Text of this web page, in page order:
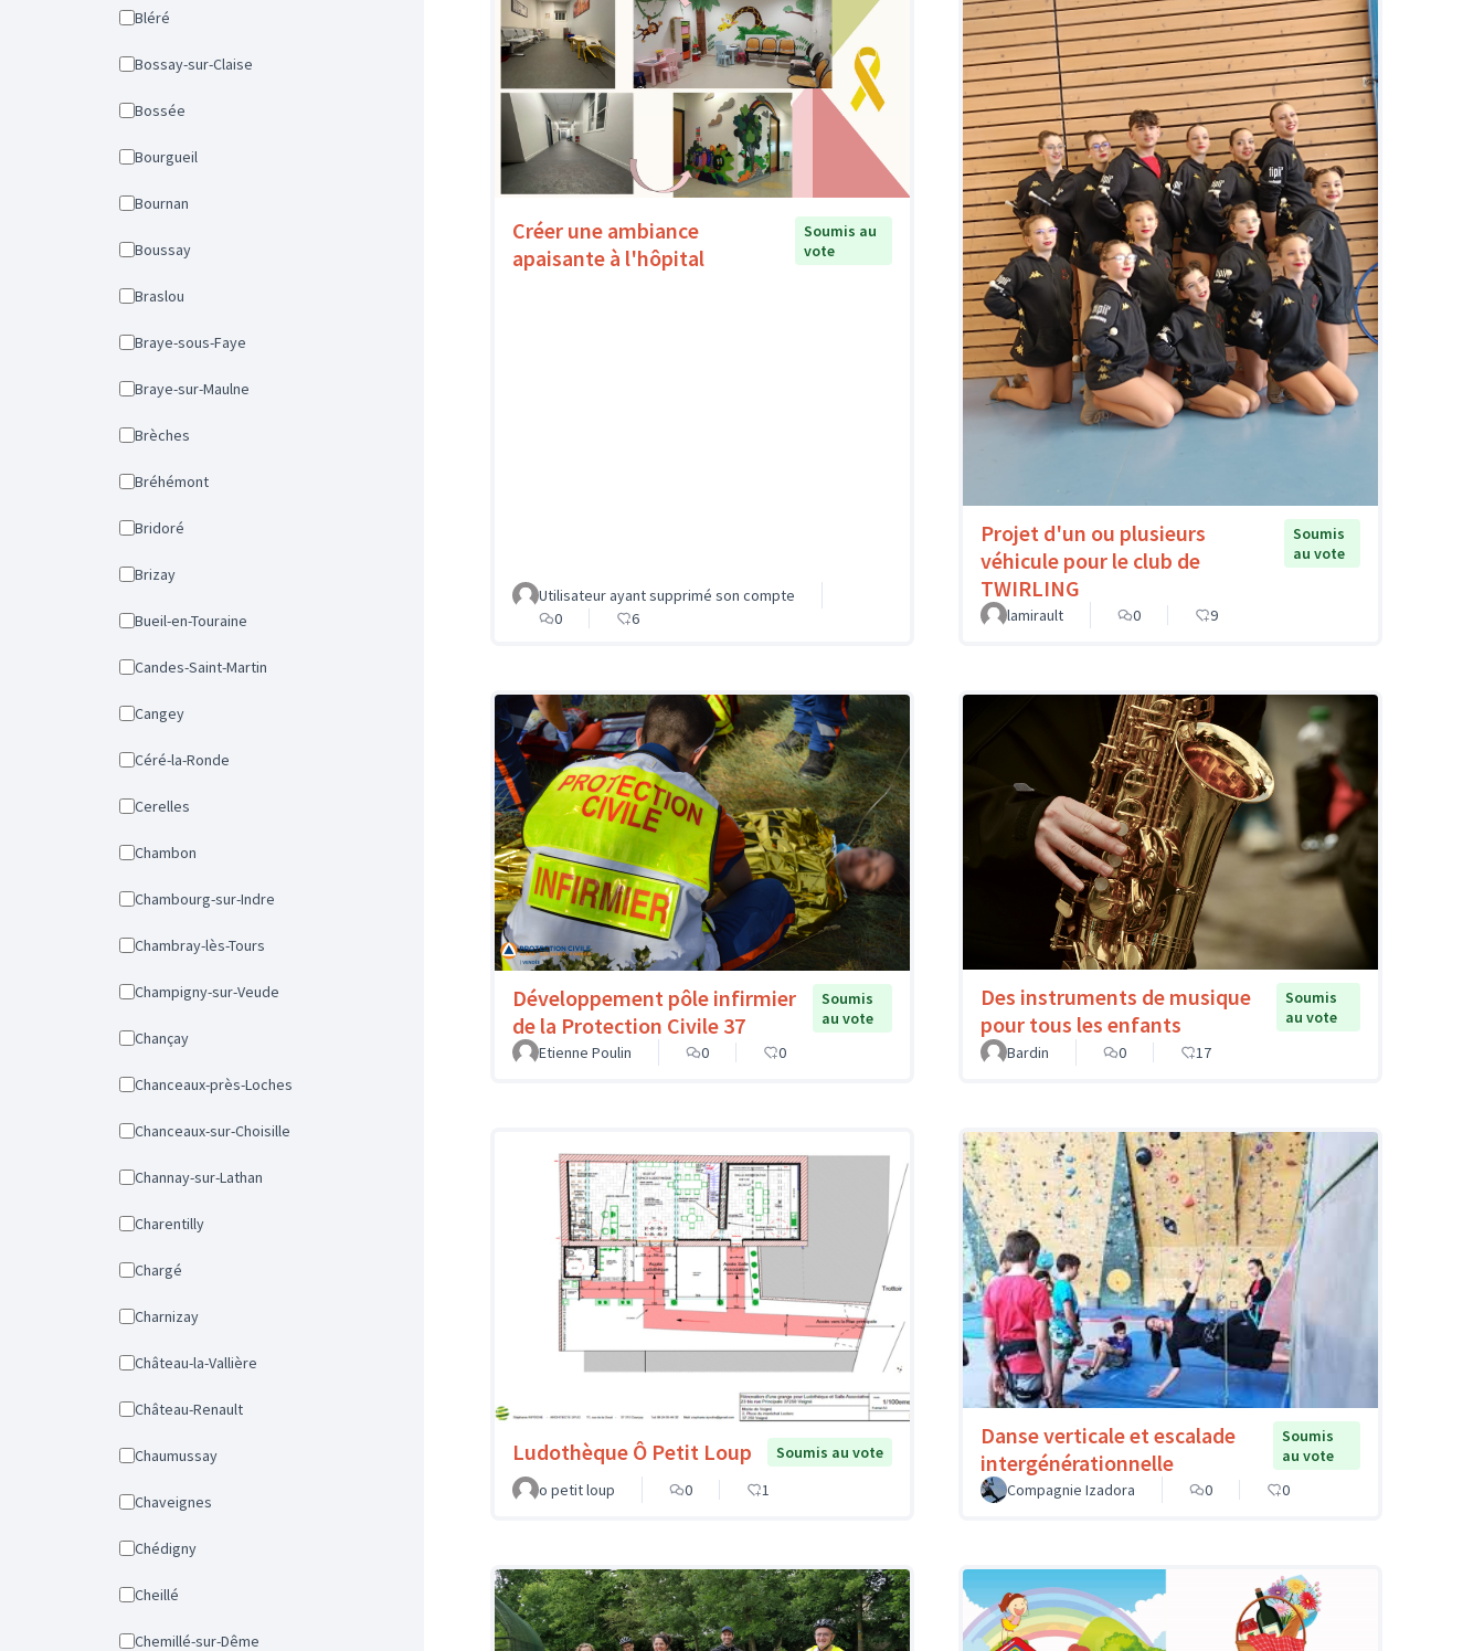
Bléré
Bossay-sur-Claise
Bossée
Bourgueil
Bournan
Boussay
Braslou
Braye-sous-Faye
Braye-sur-Maulne
Brèches
Bréhémont
Bridoré
Brizay
Bueil-en-Touraine
Candes-Saint-Martin
Cangey
Céré-la-Ronde
Cerelles
Chambon
Chambourg-sur-Indre
Chambray-lès-Tours
Champigny-sur-Veude
Chançay
Chanceaux-près-Loches
Chanceaux-sur-Choisille
Channay-sur-Lathan
Charentilly
Chargé
Charnizay
Château-la-Vallière
Château-Renault
Chaumussay
Chaveignes
Chédigny
Cheillé
Chemillé-sur-Dême
Créer une ambiance
apaisante à l'hôpital
Soumis au
vote
Utilisateur ayant supprimé son compte
0
6
Projet d'un ou plusieurs
véhicule pour le club de
TWIRLING
Soumis
au vote
lamirault 0 9
Développement pôle infirmier
de la Protection Civile 37
Soumis
au vote
Etienne Poulin
0 0
Des instruments de musique
pour tous les enfants
Soumis
au vote
Bardin
0 17
Ludothèque Ô Petit Loup
Soumis au vote
o petit loup
0 1
Danse verticale et escalade
intergénérationnelle
Soumis
au vote
Compagnie Izadora
0 0